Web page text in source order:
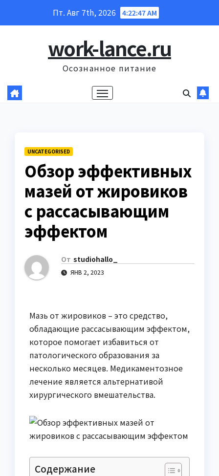
Пт. Авг 7th, 2026 4:22:48 AM
work-lance.ru
Осознанное питание
UNCATEGORISED
Обзор эффективных
мазей от жировиков
с рассасывающим
эффектом
От studiohallo_
ЯНВ 2, 2023
Мазь от жировиков – это средство,
обладающие рассасывающим эффектом,
которое помогает избавиться от
патологического образования за
несколько месяцев. Медикаментозное
лечение является альтернативой
хирургического вмешательства.
Содержание